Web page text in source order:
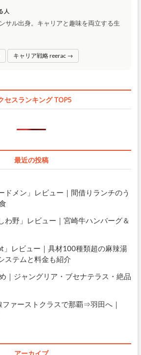
人
サル出身。キャリアと趣味を両立する生
キャリア戦略 reerac →
セスランキング TOP5
最近の投稿
ドメン」レビュー｜間借りランチのう
わ野」レビュー｜宮崎牛ハンバーグ＆
」レビュー｜具材100種類超の麻辣湯
ステムと料金も紹介
｜ジャングリア・ブセナテラス・絶品
ファーストクラスで那覇⇒羽田へ｜